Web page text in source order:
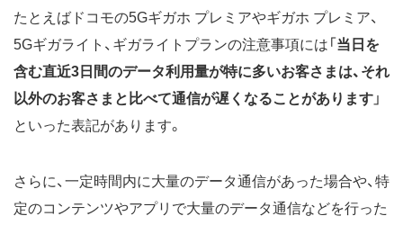
たとえばドコモの5Gギガホ プレミアやギガホ プレミア、
5Gギガライト、ギガライトプランの注意事項には「 当日を
含む直近3日間のデータ利用量が特に多いお客さまは、それ
以外のお客さまと比べて通信が遅くなることがあります 」
といった表記があります。
さらに、一定時間内に大量のデータ通信があった場合や、特
定のコンテンツやアプリで大量のデータ通信などを行った